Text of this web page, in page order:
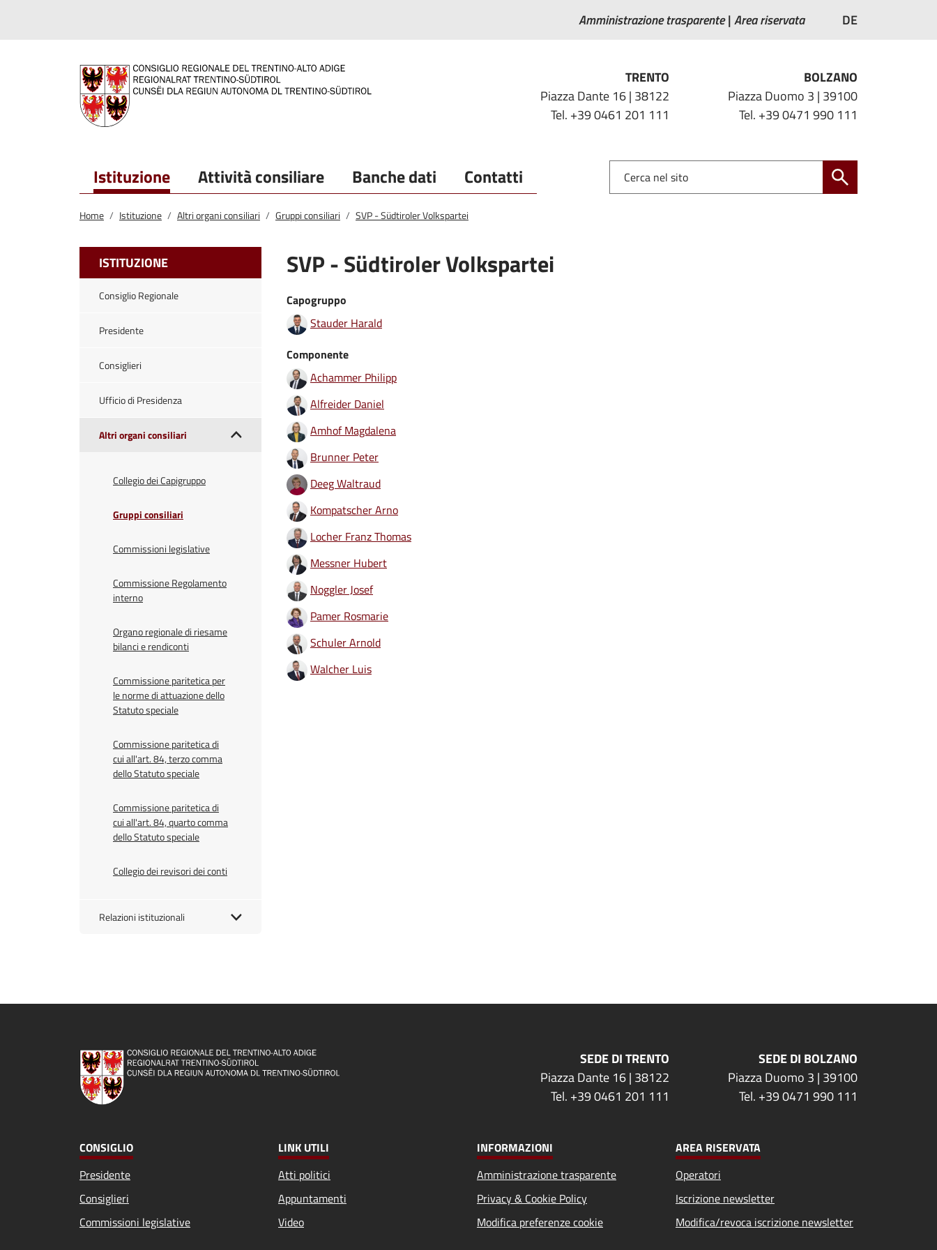
Amministrazione trasparente Area riservata DE
TRENTO
Piazza Dante 16 | 38122
Tel. +39 0461 201 111
BOLZANO
Piazza Duomo 3 | 39100
Tel. +39 0471 990 111
Istituzione Attività consiliare Banche dati Contatti
Home Istituzione Altri organi consiliari Gruppi consiliari SVP - Südtiroler Volkspartei
ISTITUZIONE
Consiglio Regionale
Presidente
Consiglieri
Ufficio di Presidenza
Altri organi consiliari
Collegio dei Capigruppo
Gruppi consiliari
Commissioni legislative
Commissione Regolamento
interno
Organo regionale di riesame
bilanci e rendiconti
Commissione paritetica per
le norme di attuazione dello
Statuto speciale
Commissione paritetica di
cui all'art. 84, terzo comma
dello Statuto speciale
Commissione paritetica di
cui all'art. 84, quarto comma
dello Statuto speciale
Collegio dei revisori dei conti
Relazioni istituzionali
SVP - Südtiroler Volkspartei
Capogruppo
Stauder Harald
Componente
Achammer Philipp
Alfreider Daniel
Amhof Magdalena
Brunner Peter
Deeg Waltraud
Kompatscher Arno
Locher Franz Thomas
Messner Hubert
Noggler Josef
Pamer Rosmarie
Schuler Arnold
Walcher Luis
SEDE DI TRENTO
Piazza Dante 16 | 38122
Tel. +39 0461 201 111
SEDE DI BOLZANO
Piazza Duomo 3 | 39100
Tel. +39 0471 990 111
CONSIGLIO
Presidente
Consiglieri
Commissioni legislative
LINK UTILI
Atti politici
Appuntamenti
Video
INFORMAZIONI
Amministrazione trasparente
Privacy & Cookie Policy
Modifica preferenze cookie
AREA RISERVATA
Operatori
Iscrizione newsletter
Modifica/revoca iscrizione newsletter